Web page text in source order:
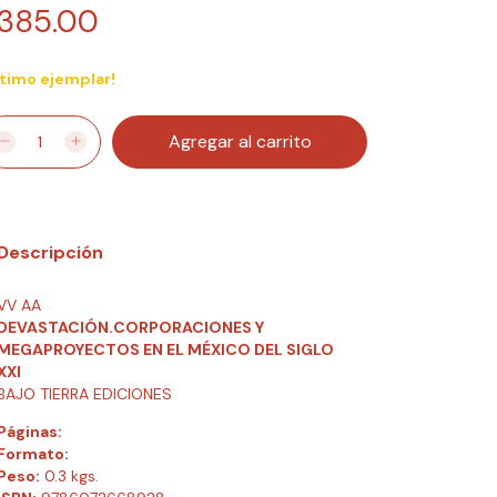
ejemplar!
AA
Y
EN EL MÉXICO DEL SIGLO
TIERRA EDICIONES
0.3 kgs.